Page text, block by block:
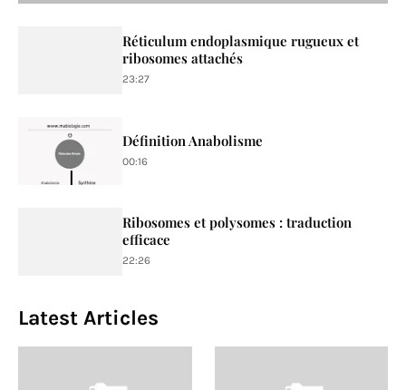
Réticulum endoplasmique rugueux et
ribosomes attachés
23:27
Définition Anabolisme
00:16
Ribosomes et polysomes : traduction
efficace
22:26
Latest Articles